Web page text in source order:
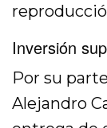
Inversión
Por su
Alejandro